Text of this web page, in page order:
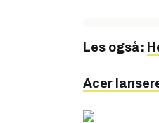
Les også:
Acer